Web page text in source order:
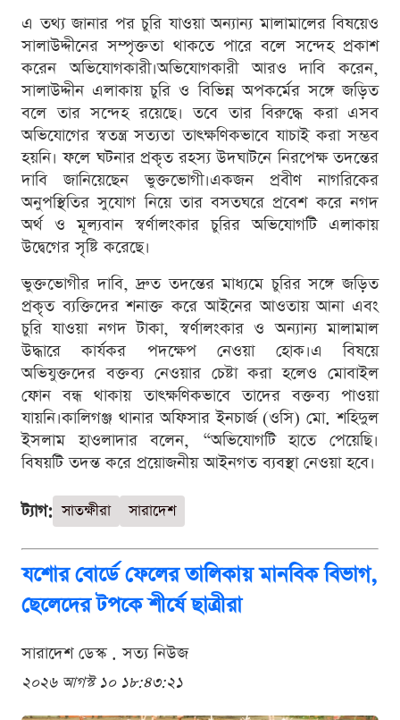
এ তথ্য জানার পর চুরি যাওয়া অন্যান্য মালামালের বিষয়েও
সালাউদ্দীনের সম্পৃক্ততা থাকতে পারে বলে সন্দেহ প্রকাশ
করেন অভিযোগকারী।অভিযোগকারী আরও দাবি করেন,
সালাউদ্দীন এলাকায় চুরি ও বিভিন্ন অপকর্মের সঙ্গে জড়িত
বলে তার সন্দেহ রয়েছে। তবে তার বিরুদ্ধে করা এসব
অভিযোগের স্বতন্ত্র সত্যতা তাৎক্ষণিকভাবে যাচাই করা সম্ভব
হয়নি। ফলে ঘটনার প্রকৃত রহস্য উদঘাটনে নিরপেক্ষ তদন্তের
দাবি জানিয়েছেন ভুক্তভোগী।একজন প্রবীণ নাগরিকের
অনুপস্থিতির সুযোগ নিয়ে তার বসতঘরে প্রবেশ করে নগদ
অর্থ ও মূল্যবান স্বর্ণালংকার চুরির অভিযোগটি এলাকায়
উদ্বেগের সৃষ্টি করেছে।
ভুক্তভোগীর দাবি, দ্রুত তদন্তের মাধ্যমে চুরির সঙ্গে জড়িত
প্রকৃত ব্যক্তিদের শনাক্ত করে আইনের আওতায় আনা এবং
চুরি যাওয়া নগদ টাকা, স্বর্ণালংকার ও অন্যান্য মালামাল
উদ্ধারে কার্যকর পদক্ষেপ নেওয়া হোক।এ বিষয়ে
অভিযুক্তদের বক্তব্য নেওয়ার চেষ্টা করা হলেও মোবাইল
ফোন বন্ধ থাকায় তাৎক্ষণিকভাবে তাদের বক্তব্য পাওয়া
যায়নি।কালিগঞ্জ থানার অফিসার ইনচার্জ (ওসি) মো. শহিদুল
ইসলাম হাওলাদার বলেন, “অভিযোগটি হাতে পেয়েছি।
বিষয়টি তদন্ত করে প্রয়োজনীয় আইনগত ব্যবস্থা নেওয়া হবে।
ট্যাগ: সাতক্ষীরা সারাদেশ
যশোর বোর্ডে ফেলের তালিকায় মানবিক বিভাগ,
ছেলেদের টপকে শীর্ষে ছাত্রীরা
সারাদেশ ডেস্ক . সত্য নিউজ
২০২৬ আগস্ট ১০ ১৮:৪৩:২১